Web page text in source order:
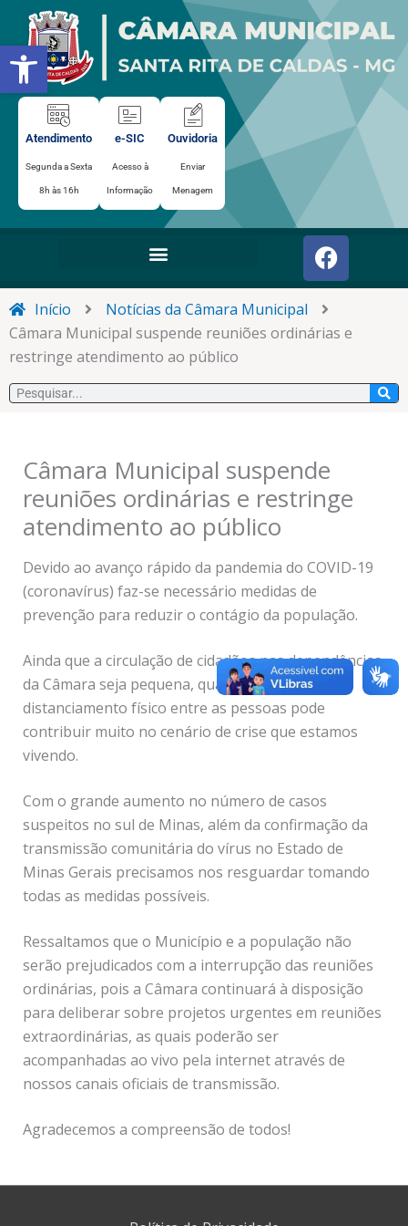
Abrir a barra de ferramentas
para
conteúdo
Atendimento
Segunda a Sexta
8h às 16h
e-SIC
Acesso à
Informação
Ouvidoria
Enviar
Menagem
F
a
c
e
b
o
k
Início
Notícias da Câmara Municipal
Câmara Municipal suspende reuniões ordinárias e
restringe atendimento ao público
Pesquisar
Câmara Municipal suspende
reuniões ordinárias e restringe
atendimento ao público
Devido ao avanço rápido da pandemia do COVID-19
(coronavírus) faz-se necessário medidas de
prevenção para reduzir o contágio da população.
Ainda que a circulação de cidadãos nas dependências
da Câmara seja pequena, qualquer medida para
distanciamento físico entre as pessoas pode
contribuir muito no cenário de crise que estamos
vivendo.
Com o grande aumento no número de casos
suspeitos no sul de Minas, além da confirmação da
transmissão comunitária do vírus no Estado de
Minas Gerais precisamos nos resguardar tomando
todas as medidas possíveis.
Ressaltamos que o Município e a população não
serão prejudicados com a interrupção das reuniões
ordinárias, pois a Câmara continuará à disposição
para deliberar sobre projetos urgentes em reuniões
extraordinárias, as quais poderão ser
acompanhadas ao vivo pela internet através de
nossos canais oficiais de transmissão.
Agradecemos a compreensão de todos!